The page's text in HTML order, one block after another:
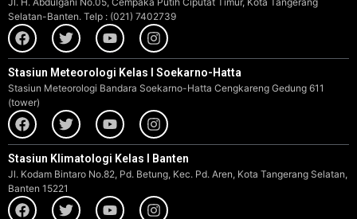
Selatan-Banten. Telp : (021) 7402739
Stasiun Meteorologi Kelas I Soekarno-Hatta
Stasiun Meteorologi Bandara Soekarno-Hatta Cengkareng Gedung 611
(tower)
Stasiun Klimatologi Kelas I Banten
Jl. Kodam Bintaro No.82, Pd. Betung, Kec. Pd. Aren, Kota Tangerang Selatan,
Banten 15221